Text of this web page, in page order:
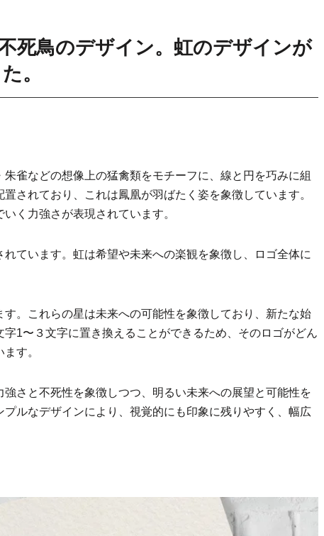
死鳥のデザイン。虹のデザインが
。
雀などの想像上の猛禽類をモチーフに、線と円を巧みに組
されており、これは鳳凰が羽ばたく姿を象徴しています。
く力強さが表現されています。
ています。虹は希望や未来への楽観を象徴し、ロゴ全体に
。これらの星は未来への可能性を象徴しており、新たな始
1〜３文字に置き換えることができるため、そのロゴがどん
す。
さと不死性を象徴しつつ、明るい未来への展望と可能性を
ルなデザインにより、視覚的にも印象に残りやすく、幅広